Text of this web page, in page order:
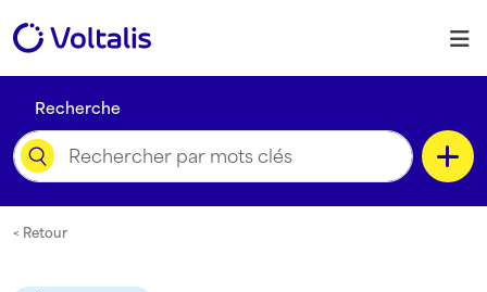
Recherche
< Retour